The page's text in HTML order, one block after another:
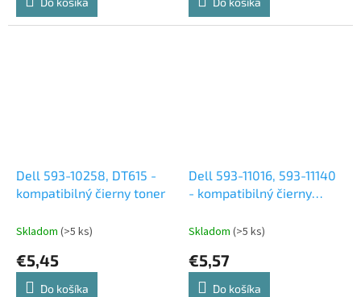
Dell 593-10258, DT615 -
kompatibilný čierny toner
Skladom (>5 ks)
€5,45
Do košíka
Dell 593-11016, 593-11140
- kompatibilný čierny
1250,1350,1355,1760,1765)
Skladom (>5 ks)
€5,57
Do košíka